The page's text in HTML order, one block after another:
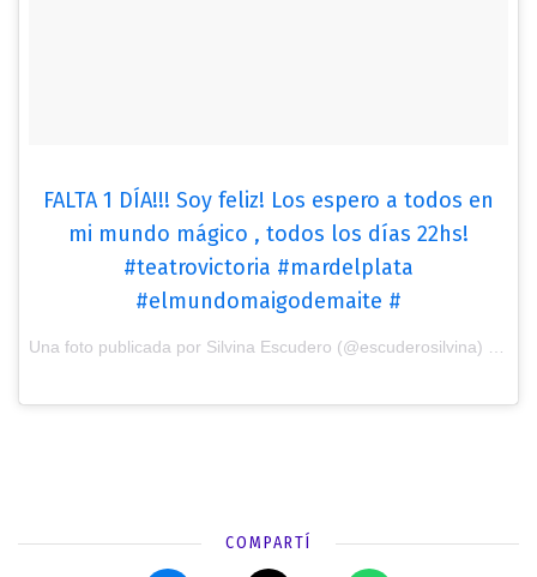
FALTA 1 DÍA!!! Soy feliz! Los espero a todos en
mi mundo mágico , todos los días 22hs!
#teatrovictoria #mardelplata
#elmundomaigodemaite #
COMPARTÍ